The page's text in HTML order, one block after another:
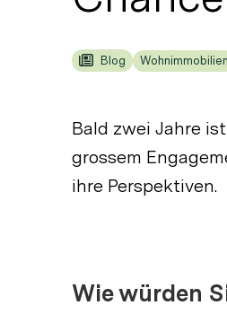
Blog Wohnimmobilien
Bald zwei Jahre
grossem
ihre Perspektiven.
Wie würden